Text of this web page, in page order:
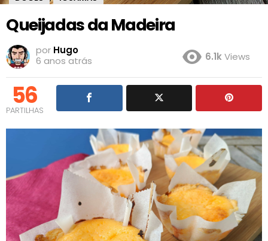
Queijadas da Madeira
por Hugo
6 anos atrás
6.1kViews
56
PARTILHAS